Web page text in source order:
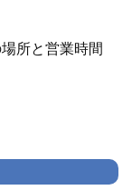
所と営業時間